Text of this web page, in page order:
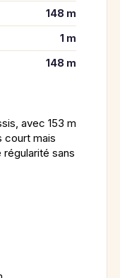
148 m
1 m
148 m
avec 153 m
court mais
sans